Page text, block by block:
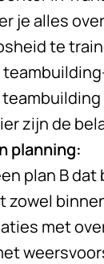
je alles
te
zijn de
planning:
plan B
zowel
met